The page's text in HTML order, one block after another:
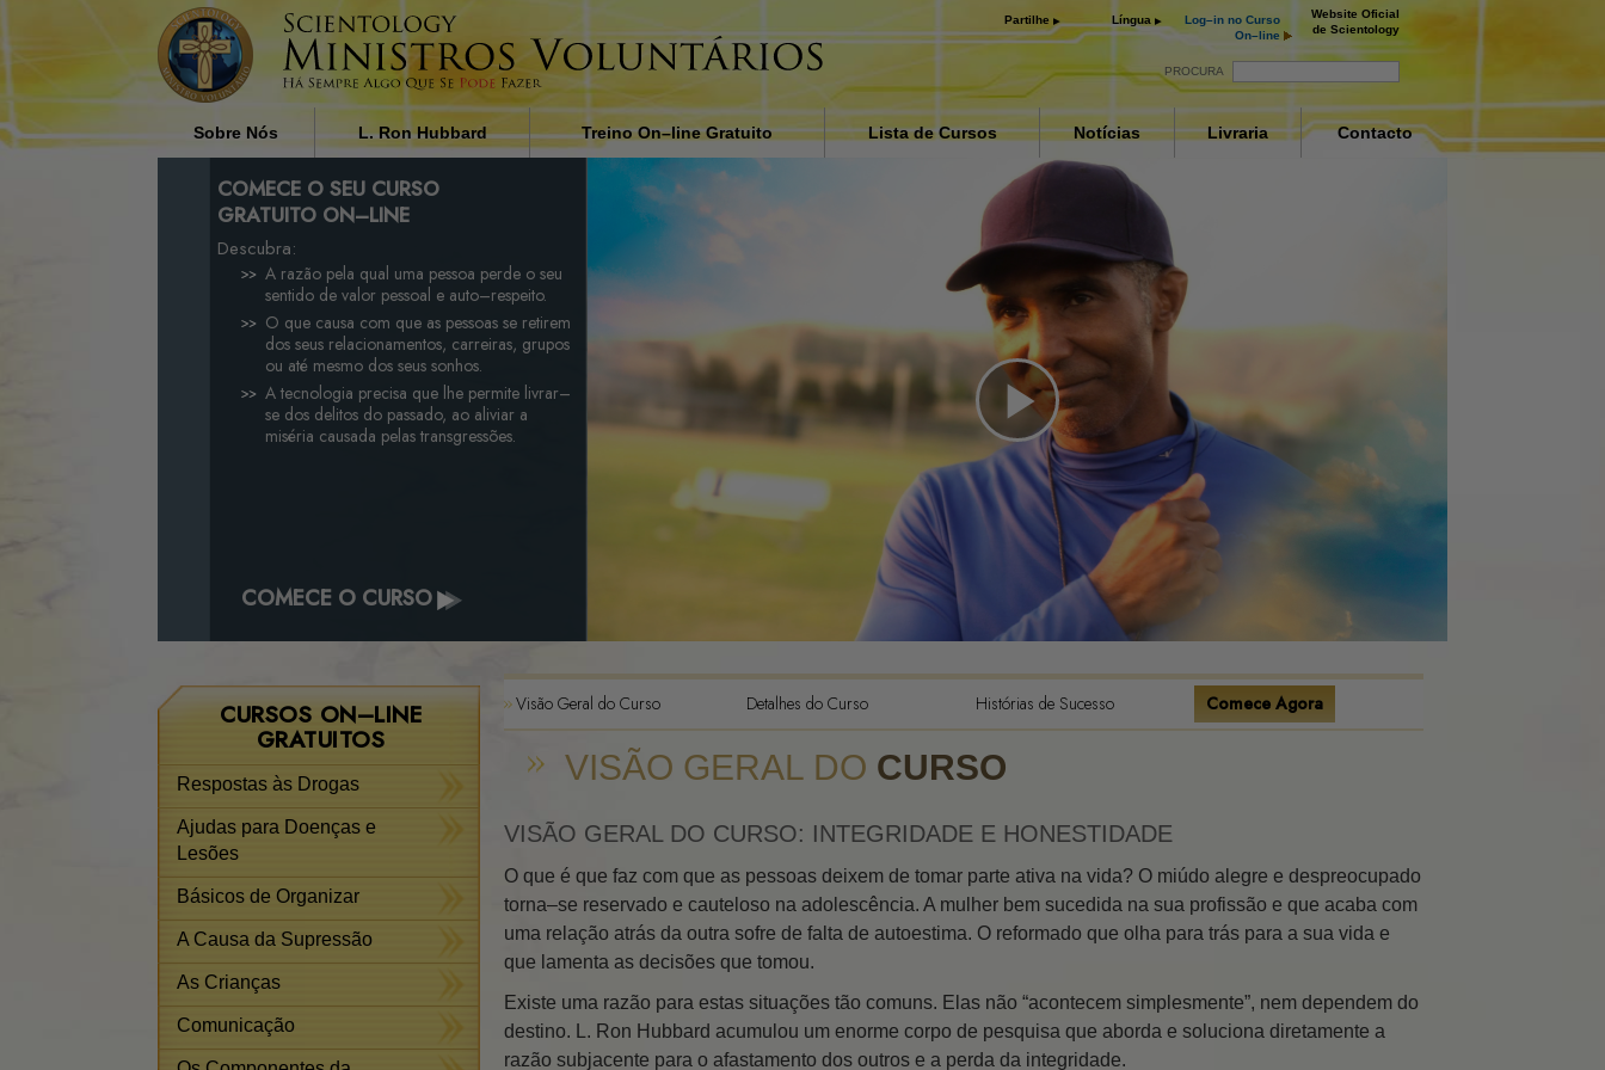
Partilhe Língua
Log–in no Curso
On–line
Website Oficial
de Scientology
PROCURA
Sobre Nós
Quem são os Ministros
Voluntários?
Porque é que Nós Ajudamos
L. Ron Hubbard
A Influência da Religião na
Sociedade de L. Ron Hubbard
Treino On–line Gratuito Lista de Cursos
Respostas às Drogas
Ajudas para Doenças e Lesões
Básicos da Organização
A Causa da Supressão
Comunicar eficazmente
Os Componentes da
Compreensão
As Dinâmicas da Existência
A Escala de Tom Emocional
Fundamentos das Relações
Públicas
Como Resolver Conflitos
Integridade e Honestidade
Investigações
Casamento
Metas e Objectivos
Notícias Livraria Contacto
Play
Video
COMECE O SEU CURSO
GRATUITO ON–LINE
Descubra:
A razão pela qual uma pessoa perde o seu
sentido de valor pessoal e auto–respeito.
O que causa com que as pessoas se retirem
dos seus relacionamentos, carreiras, grupos
ou até mesmo dos seus sonhos.
A tecnologia precisa que lhe permite livrar–
se dos delitos do passado, ao aliviar a
miséria causada pelas transgressões.
COMECE O CURSO
Visão Geral do Curso Detalhes do Curso Histórias de Sucesso Comece Agora
VISÃO GERAL DO CURSO
VISÃO GERAL DO CURSO: INTEGRIDADE E HONESTIDADE
O que é que faz com que as pessoas deixem de tomar parte ativa na vida? O miúdo alegre e despreocupado
torna–se reservado e cauteloso na adolescência. A mulher bem sucedida na sua profissão e que acaba com
uma relação atrás da outra sofre de falta de autoestima. O reformado que olha para trás para a sua vida e
que lamenta as decisões que tomou.
Existe uma razão para estas situações tão comuns. Elas não “acontecem simplesmente”, nem dependem do
destino. L. Ron Hubbard acumulou um enorme corpo de pesquisa que aborda e soluciona diretamente a
razão subjacente para o afastamento dos outros e a perda da integridade.
CURSOS ON–LINE
GRATUITOS
Respostas às Drogas
Ajudas para Doenças e
Lesões
Básicos de Organizar
A Causa da Supressão
As Crianças
Comunicação